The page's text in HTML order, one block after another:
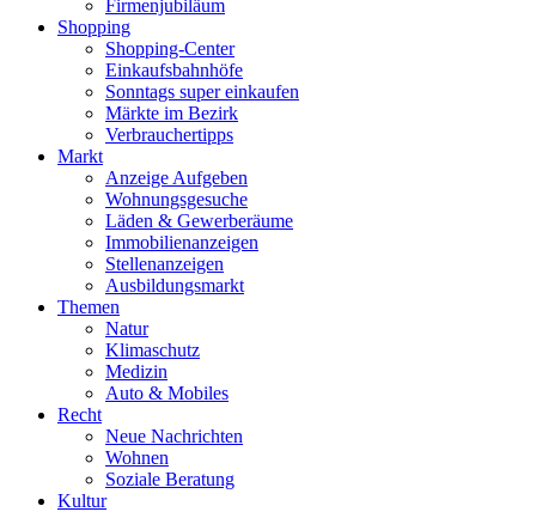
Firmenjubiläum
Shopping
Shopping-Center
Einkaufsbahnhöfe
Sonntags super einkaufen
Märkte im Bezirk
Verbrauchertipps
Markt
Anzeige Aufgeben
Wohnungsgesuche
Läden & Gewerberäume
Immobilienanzeigen
Stellenanzeigen
Ausbildungsmarkt
Themen
Natur
Klimaschutz
Medizin
Auto & Mobiles
Recht
Neue Nachrichten
Wohnen
Soziale Beratung
Kultur